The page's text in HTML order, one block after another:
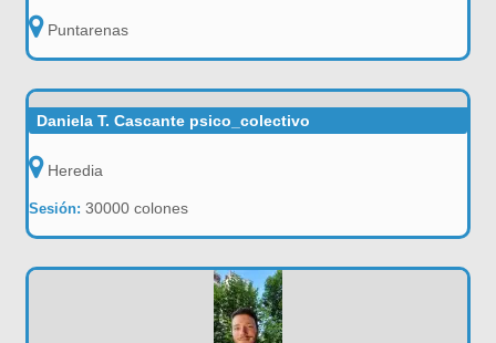
Puntarenas
Daniela T. Cascante psico_colectivo
Heredia
Sesión:30000 colones